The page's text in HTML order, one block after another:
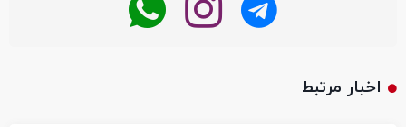
اخبار مرتبط